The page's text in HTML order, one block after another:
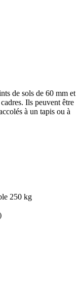
de sols de 60 mm et
Ils peuvent être
à un tapis ou à
250 kg